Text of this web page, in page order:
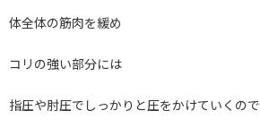
体全体の筋肉を緩め
コリの強い部分には
指圧や肘圧でしっかりと圧をかけていくので